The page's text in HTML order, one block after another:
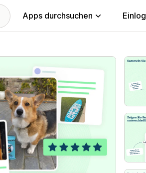
Apps durchsuchen